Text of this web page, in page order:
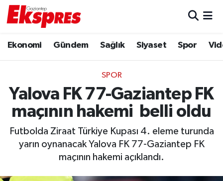
Ekonomi Gündem Sağlık Siyaset Spor
SPOR
Yalova FK 77-Gaziantep FK
maçının hakemi belli oldu
Futbolda Ziraat Türkiye Kupası 4. eleme turunda
yarın oynanacak Yalova FK 77-Gaziantep FK
maçının hakemi açıklandı.
Ekonomi
Gaziantep son dakika
Genel
Trafik Durumu
Puan Durumu ve Fikstür
Tüm Manşetler
Son Dakika Haberleri
Haber Arşivi